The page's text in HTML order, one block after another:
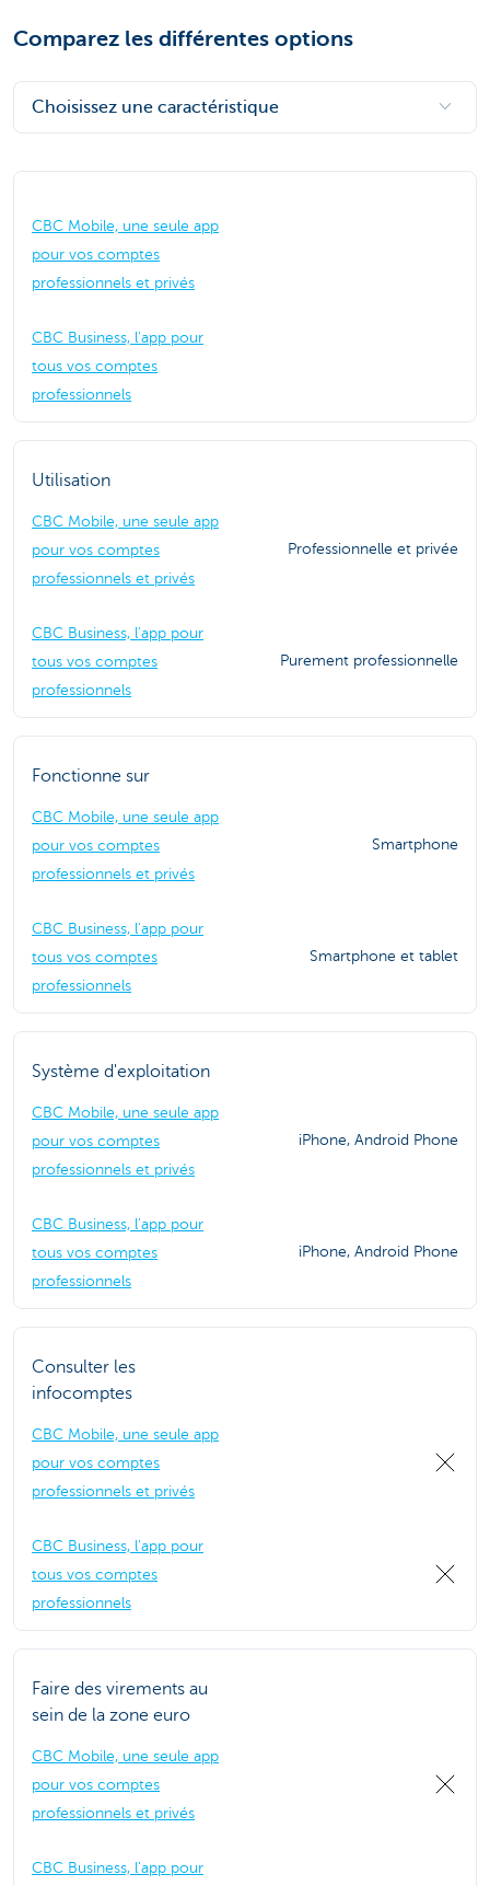
Comparez les différentes options
Choisissez une caractéristique
CBC Mobile, une seule app
pour vos comptes
professionnels et privés
CBC Business, l'app pour
tous vos comptes
professionnels
Utilisation
CBC Mobile, une seule app
pour vos comptes
professionnels et privés
Professionnelle et privée
CBC Business, l'app pour
tous vos comptes
professionnels
Purement professionnelle
Fonctionne sur
CBC Mobile, une seule app
pour vos comptes
professionnels et privés
Smartphone
CBC Business, l'app pour
tous vos comptes
professionnels
Smartphone et tablet
Système d'exploitation
CBC Mobile, une seule app
pour vos comptes
professionnels et privés
iPhone, Android Phone
CBC Business, l'app pour
tous vos comptes
professionnels
iPhone, Android Phone
Consulter les
infocomptes
CBC Mobile, une seule app
pour vos comptes
professionnels et privés
CBC Business, l'app pour
tous vos comptes
professionnels
Faire des virements au
sein de la zone euro
CBC Mobile, une seule app
pour vos comptes
professionnels et privés
CBC Business, l'app pour